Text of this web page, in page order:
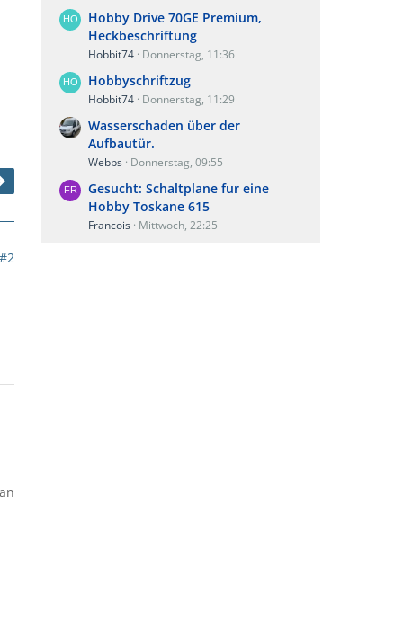
#2
Hobby Drive 70GE Premium,
Heckbeschriftung
Hobbit74 Donnerstag, 11:36
Hobbyschriftzug
Hobbit74 Donnerstag, 11:29
Wasserschaden über der
Aufbautür.
Webbs Donnerstag, 09:55
Gesucht: Schaltplane fur eine
Hobby Toskane 615
Francois Mittwoch, 22:25